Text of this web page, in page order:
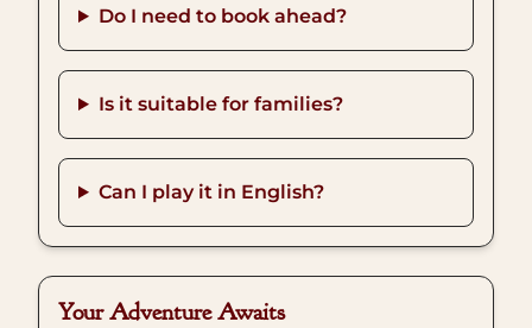
Do I need to book ahead?
Is it suitable for families?
Can I play it in English?
Your Adventure Awaits